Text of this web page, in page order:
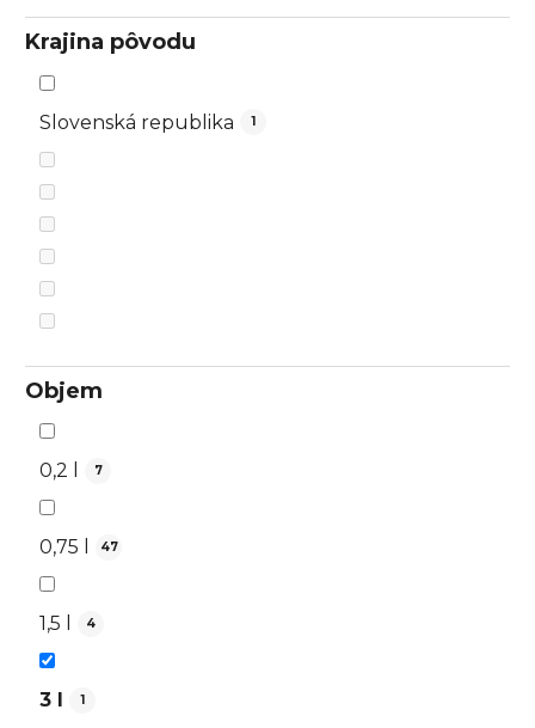
Krajina pôvodu
Slovenská republika 1
Objem
0,2 l 7
0,75 l 47
1,5 l 4
3 l 1